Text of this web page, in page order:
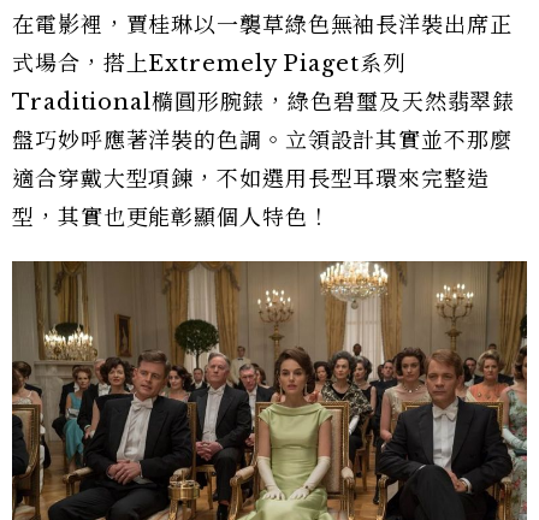
在電影裡，賈桂琳以一襲草綠色無袖長洋裝出席正
式場合，搭上Extremely Piaget系列
Traditional橢圓形腕錶，綠色碧璽及天然翡翠錶
盤巧妙呼應著洋裝的色調。立領設計其實並不那麼
適合穿戴大型項鍊，不如選用長型耳環來完整造
型，其實也更能彰顯個人特色！